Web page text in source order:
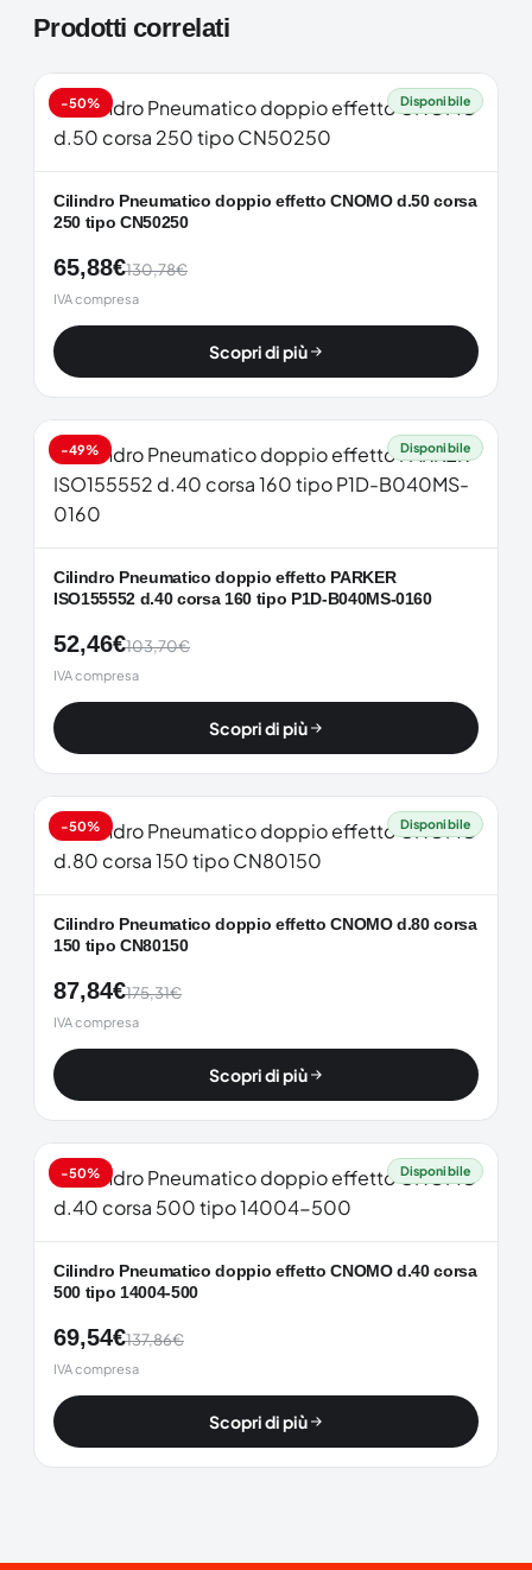
Prodotti correlati
-50% Disponibile
Cilindro Pneumatico doppio effetto CNOMO d.50 corsa
250 tipo CN50250
65,88€130,78€
IVA compresa
Scopri di più
-49% Disponibile
Cilindro Pneumatico doppio effetto PARKER
ISO155552 d.40 corsa 160 tipo P1D-B040MS-0160
52,46€103,70€
IVA compresa
Scopri di più
-50% Disponibile
Cilindro Pneumatico doppio effetto CNOMO d.80 corsa
150 tipo CN80150
87,84€175,31€
IVA compresa
Scopri di più
-50% Disponibile
Cilindro Pneumatico doppio effetto CNOMO d.40 corsa
500 tipo 14004-500
69,54€137,86€
IVA compresa
Scopri di più